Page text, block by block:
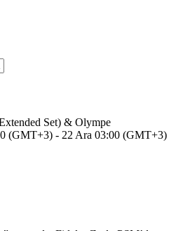
Set) & Olympe
(GMT+3) - 22 Ara 03:00 (GMT+3)